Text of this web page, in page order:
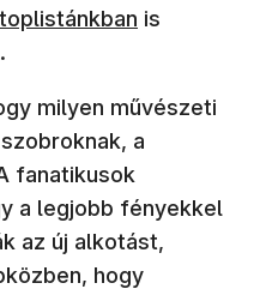
is
milyen művészeti
a
fanatikusok
a legjobb fényekkel
az új alkotást,
hogy